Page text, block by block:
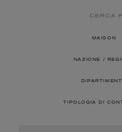
CERCA
MAISON
NAZIONE /
TIPOLOGIA DI